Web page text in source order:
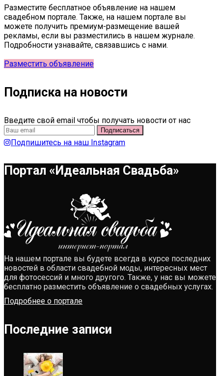
Разместите бесплатное объявление на нашем
свадебном портале. Также, на нашем портале вы
можете получить премиум-размещение вашей
рекламы, если вы разместились в нашем журнале.
Подробности узнавайте, связавшись с нами.
Разместить объявление
Подписка на новости
Введите свой email чтобы получать новости от нас
Подпишитесь на наш Instagram
Портал «Идеальная Свадьба»
На нашем портале вы будете всегда в курсе последних
новостей в области свадебной моды, интересных мест
для фотосессий и много другого. Также, у нас вы можете
бесплатно разместить объявление о свадебных услугах.
Подробнее о портале
Последние записи